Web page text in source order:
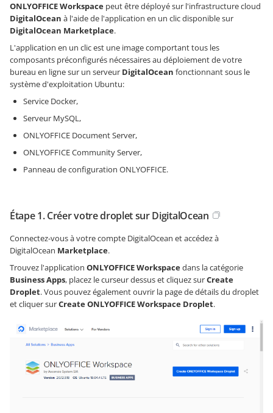
ONLYOFFICE Workspace peut être déployé sur l'infrastructure cloud
DigitalOcean à l'aide de l'application en un clic disponible sur
DigitalOcean Marketplace.
L'application en un clic est une image comportant tous les
composants préconfigurés nécessaires au déploiement de votre
bureau en ligne sur un serveur DigitalOcean fonctionnant sous le
système d'exploitation Ubuntu:
Service Docker,
Serveur MySQL,
ONLYOFFICE Document Server,
ONLYOFFICE Community Server,
Panneau de configuration ONLYOFFICE.
Étape 1. Créer votre droplet sur DigitalOcean
Connectez-vous à votre compte DigitalOcean et accédez à
DigitalOcean Marketplace.
Trouvez l'application ONLYOFFICE Workspacedans la catégorie
Business Apps, placez le curseur dessus et cliquez surCreate
Droplet. Vous pouvez également ouvrir la page de détails du droplet
et cliquer surCreate ONLYOFFICE Workspace Droplet.